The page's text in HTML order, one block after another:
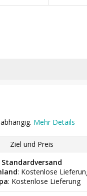
Mehr Details
Ziel und Preis
Standardversand
: Kostenlose
: Kostenlose Lieferung